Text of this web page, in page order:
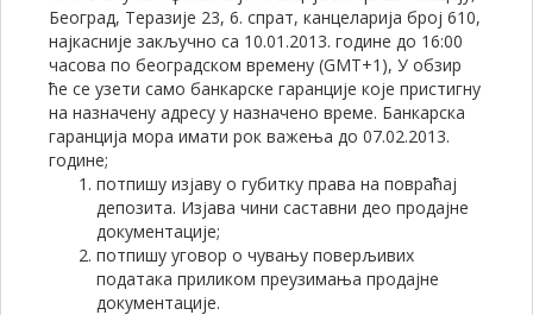
Београд, Теразије 23, 6. спрат, канцеларија број 610,
најкасније закључно са 10.01.2013. године до 16:00
часова по београдском времену (GMT+1), У обзир
ће се узети само банкарске гаранције које пристигну
на назначену адресу у назначено време. Банкарска
гаранција мора имати рок важења до 07.02.2013.
године;
потпишу изјаву о губитку права на повраћај
депозита. Изјава чини саставни део продајне
документације;
потпишу уговор о чувању поверљивих
података приликом преузимања продајне
документације.